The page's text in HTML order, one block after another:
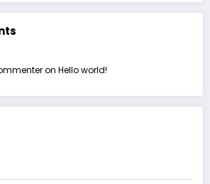
on Hello world!